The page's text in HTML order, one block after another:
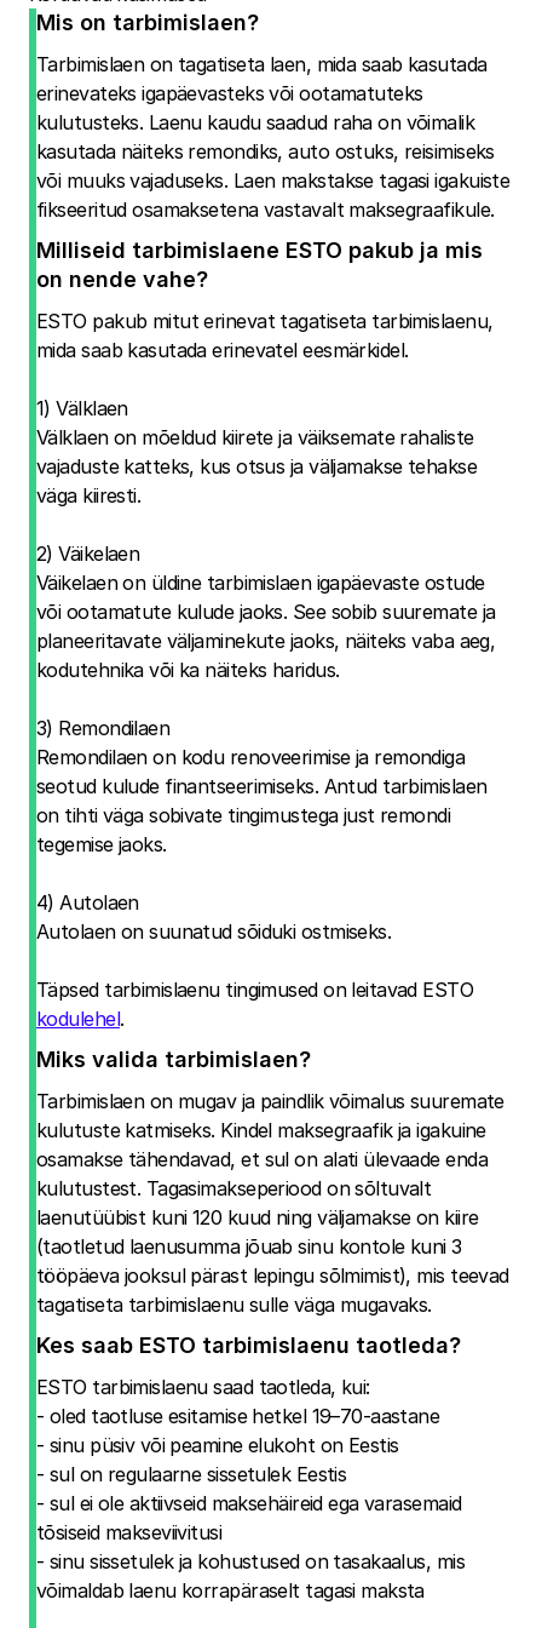
Mis on tarbimislaen?
Tarbimislaen on tagatiseta laen, mida saab kasutada
erinevateks igapäevasteks või ootamatuteks
kulutusteks. Laenu kaudu saadud raha on võimalik
kasutada näiteks remondiks, auto ostuks, reisimiseks
või muuks vajaduseks. Laen makstakse tagasi igakuiste
fikseeritud osamaksetena vastavalt maksegraafikule.
Milliseid tarbimislaene ESTO pakub ja mis
on nende vahe?
ESTO pakub mitut erinevat tagatiseta tarbimislaenu,
mida saab kasutada erinevatel eesmärkidel.
1) Välklaen
Välklaen on mõeldud kiirete ja väiksemate rahaliste
vajaduste katteks, kus otsus ja väljamakse tehakse
väga kiiresti.
2) Väikelaen
Väikelaen on üldine tarbimislaen igapäevaste ostude
või ootamatute kulude jaoks. See sobib suuremate ja
planeeritavate väljaminekute jaoks, näiteks vaba aeg,
kodutehnika või ka näiteks haridus.
3) Remondilaen
Remondilaen on kodu renoveerimise ja remondiga
seotud kulude finantseerimiseks. Antud tarbimislaen
on tihti väga sobivate tingimustega just remondi
tegemise jaoks.
4) Autolaen
Autolaen on suunatud sõiduki ostmiseks.
Täpsed tarbimislaenu tingimused on leitavad ESTO
kodulehel.
Miks valida tarbimislaen?
Tarbimislaen on mugav ja paindlik võimalus suuremate
kulutuste katmiseks. Kindel maksegraafik ja igakuine
osamakse tähendavad, et sul on alati ülevaade enda
kulutustest. Tagasimakseperiood on sõltuvalt
laenutüübist kuni 120 kuud ning väljamakse on kiire
(taotletud laenusumma jõuab sinu kontole kuni 3
tööpäeva jooksul pärast lepingu sõlmimist), mis teevad
tagatiseta tarbimislaenu sulle väga mugavaks.
Kes saab ESTO tarbimislaenu taotleda?
ESTO tarbimislaenu saad taotleda, kui:
- oled taotluse esitamise hetkel 19–70-aastane
- sinu püsiv või peamine elukoht on Eestis
- sul on regulaarne sissetulek Eestis
- sul ei ole aktiivseid maksehäireid ega varasemaid
tõsiseid makseviivitusi
- sinu sissetulek ja kohustused on tasakaalus, mis
võimaldab laenu korrapäraselt tagasi maksta